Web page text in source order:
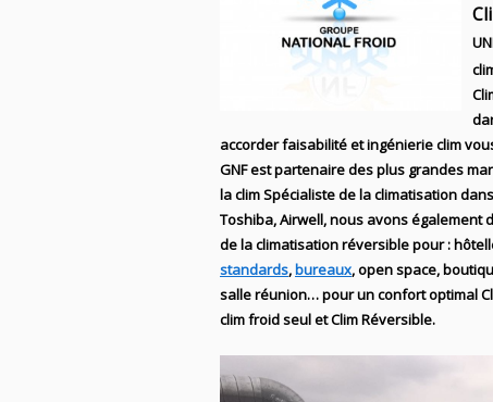
accorder faisabilité et ingénierieclim
GNFest partenaire des plus grandes
laclim Spécialiste dela climatisation dans
Toshiba, Airwell, nous avons également
de laclimatisation réversiblepour :
standards,bureaux, open space,
salle réunion… pour un confort optimal
climfroid seul et Clim Réversible.